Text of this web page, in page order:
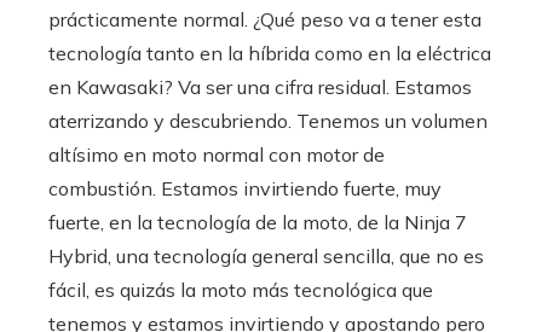
prácticamente normal. ¿Qué peso va a tener esta
tecnología tanto en la híbrida como en la eléctrica
en Kawasaki? Va ser una cifra residual. Estamos
aterrizando y descubriendo. Tenemos un volumen
altísimo en moto normal con motor de
combustión. Estamos invirtiendo fuerte, muy
fuerte, en la tecnología de la moto, de la Ninja 7
Hybrid, una tecnología general sencilla, que no es
fácil, es quizás la moto más tecnológica que
tenemos y estamos invirtiendo y apostando pero